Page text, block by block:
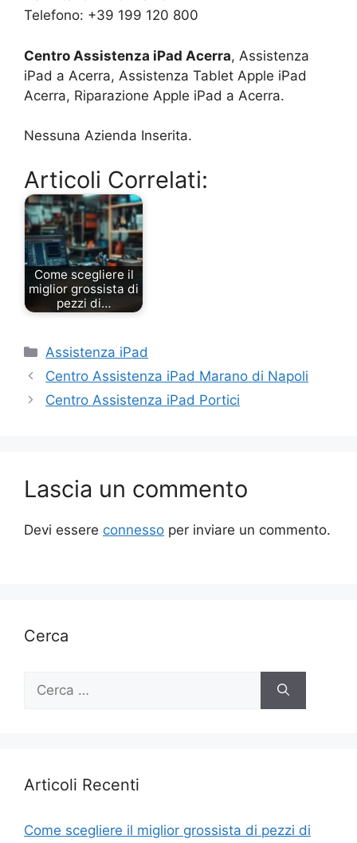
Telefono: +39 199 120 800
Centro Assistenza iPad Acerra, Assistenza
iPad a Acerra, Assistenza Tablet Apple iPad
Acerra, Riparazione Apple iPad a Acerra.
Nessuna Azienda Inserita.
Articoli Correlati:
Come scegliere il
miglior grossista di
pezzi di…
Categorie
Assistenza iPad
Centro Assistenza iPad Marano di Napoli
Centro Assistenza iPad Portici
Lascia un commento
Devi essere connesso per inviare un commento.
Cerca
Ricerca
Articoli Recenti
Come scegliere il miglior grossista di pezzi di